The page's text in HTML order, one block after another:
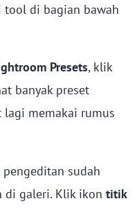
tool di bagian bawah
Presets, klik
banyak preset
memakai rumus
sudah
di galeri. Klik ikon titik